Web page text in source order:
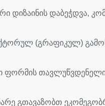
დიზაინის დაბეჭდვა,
(გრაფიკულ)
ფორმის თავლუწვდენელი
გთავაზობთ